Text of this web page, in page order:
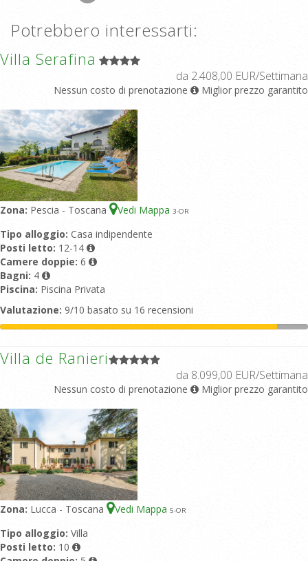
Potrebbero interessarti:
Villa Serafina
da 2.408,00 EUR/Settimana
Nessun costo di prenotazione Miglior prezzo garantito
Zona: Pescia - Toscana Vedi Mappa 3-OR
Tipo alloggio: Casa indipendente
Posti letto: 12-14
Camere doppie: 6
Bagni: 4
Piscina: Piscina Privata
Valutazione: 9/10 basato su 16 recensioni
Villa de Ranieri
da 8.099,00 EUR/Settimana
Nessun costo di prenotazione Miglior prezzo garantito
Zona: Lucca - Toscana Vedi Mappa 5-OR
Tipo alloggio: Villa
Posti letto: 10